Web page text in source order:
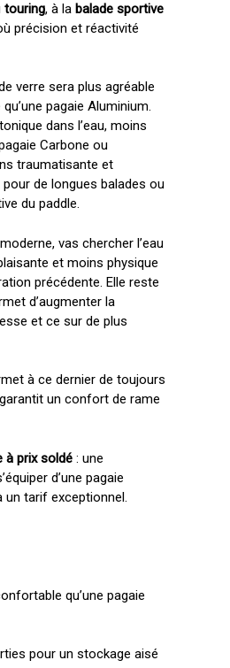
touring, à la balade sportive
précision et réactivité
verre sera plus agréable
pagaie Aluminium.
dans l’eau, moins
Carbone ou
traumatisante et
de longues balades ou
du paddle.
vas chercher l’eau
et moins physique
précédente. Elle reste
d’augmenter la
et ce sur de plus
à ce dernier de toujours
un confort de rame
à prix soldé: une
d’une pagaie
tarif exceptionnel.
qu’une pagaie
pour un stockage aisé